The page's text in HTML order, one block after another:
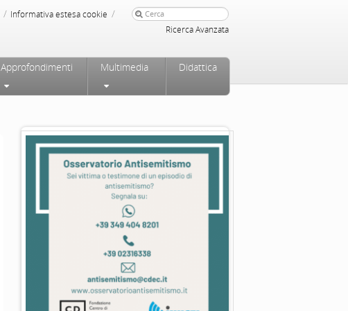
/ Informativa estesa cookie /
Ricerca Avanzata
Approfondimenti Multimedia Didattica